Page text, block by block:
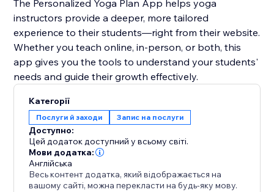
The Personalized Yoga Plan App helps yoga
instructors provide a deeper, more tailored
experience to their students—right from their website.
Whether you teach online, in-person, or both, this
app gives you the tools to understand your students'
needs and guide their growth effectively.
Категорії
Послуги й заходи Запис на послуги
Доступно:
Цей додаток доступний у всьому світі.
Мови додатка:
Англійська
Весь контент додатка, який відображається на
вашому сайті, можна перекласти на будь-яку мову.